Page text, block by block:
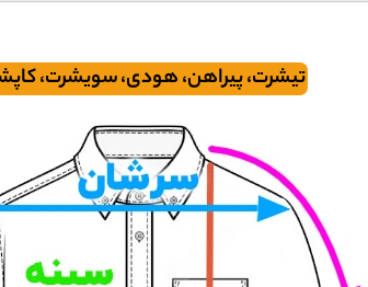
تیشرت، پیراهن، هودی، سویشرت،